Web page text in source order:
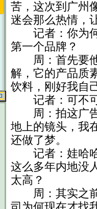
苦，这次到广州
迷会那么热情，
记者：你为何
第一个品牌？
周：首先要他
解，它的产品质
饮料，刚好我自
记者：可不可
周：拍这广告
地上的镜头，我
还做了梦。
记者：娃哈哈
这么多年内地没
太高？
周：其实之前